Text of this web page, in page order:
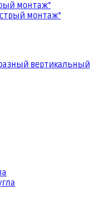
монтаж"
монтаж"
вертикальный